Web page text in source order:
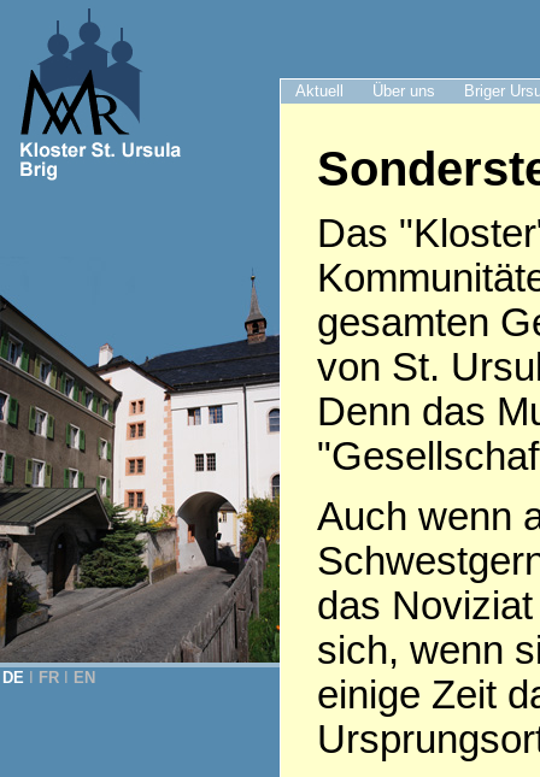
Aktuell Über uns Briger
DE FR EN
Das
gesamten
von St.
Denn das
Auch wenn
das
sich, wenn
einige Zeit